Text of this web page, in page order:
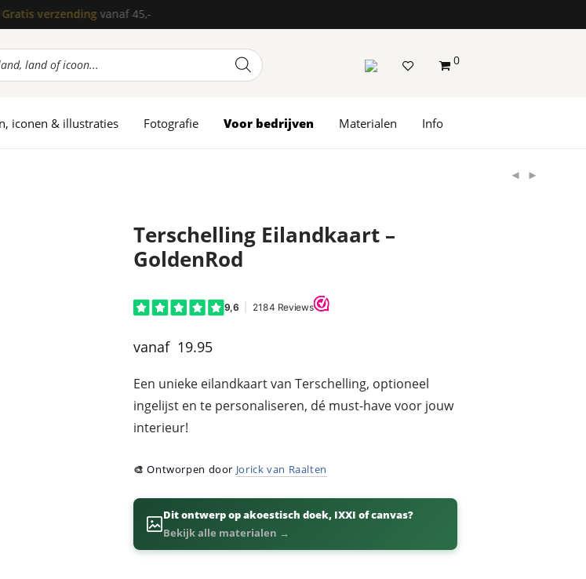
verzendingvanaf 45,-
iconen & illustraties Fotografie Voor bedrijven Materialen Info
0
Terschelling Eilandkaart –
GoldenRod
19.95
Een unieke eilandkaart van Terschelling, optioneel
ingelijst en te personaliseren, dé must-have voor jouw
interieur!
🎨Ontworpen door Jorick van Raalten
Dit ontwerp op akoestisch doek, IXXI of canvas?
Bekijk alle materialen →